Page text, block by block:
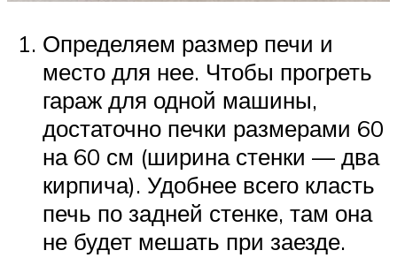
Определяем размер печи и
место для нее. Чтобы прогреть
гараж для одной машины,
достаточно печки размерами 60
на 60 см (ширина стенки — два
кирпича). Удобнее всего класть
печь по задней стенке, там она
не будет мешать при заезде.